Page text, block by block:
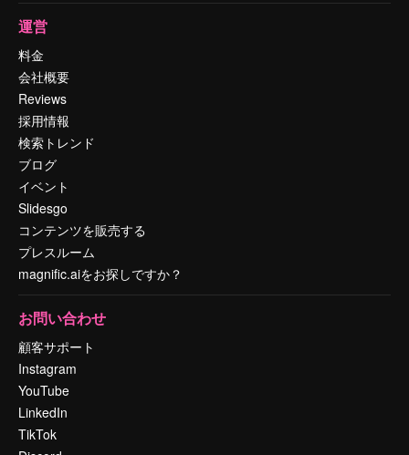
運営
料金
会社概要
Reviews
採用情報
検索トレンド
ブログ
イベント
Slidesgo
コンテンツを販売する
プレスルーム
magnific.aiをお探しですか？
お問い合わせ
顧客サポート
Instagram
YouTube
LinkedIn
TikTok